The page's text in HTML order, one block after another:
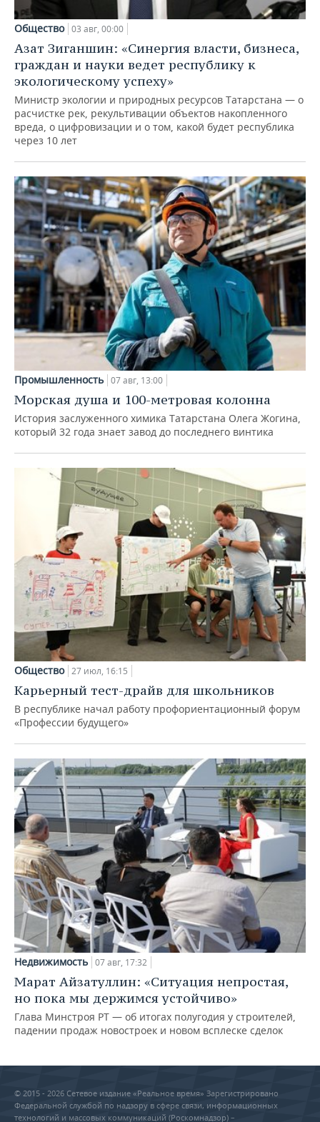
Общество 03 авг, 00:00
Азат Зиганшин: «Синергия власти, бизнеса,
граждан и науки ведет республику к
экологическому успеху»
Министр экологии и природных ресурсов Татарстана — о
расчистке рек, рекультивации объектов накопленного
вреда, о цифровизации и о том, какой будет республика
через 10 лет
Промышленность 07 авг, 13:00
Морская душа и 100-метровая колонна
История заслуженного химика Татарстана Олега Жогина,
который 32 года знает завод до последнего винтика
Общество 27 июл, 16:15
Карьерный тест-драйв для школьников
В республике начал работу профориентационный форум
«Профессии будущего»
Недвижимость 07 авг, 17:32
Марат Айзатуллин: «Ситуация непростая,
но пока мы держимся устойчиво»
Глава Минстроя РТ — об итогах полугодия у строителей,
падении продаж новостроек и новом всплеске сделок
© 2015 - 2026 Сетевое издание «Реальное время» Зарегистрировано
Федеральной службой по надзору в сфере связи, информационных
технологий и массовых коммуникаций (Роскомнадзор) –